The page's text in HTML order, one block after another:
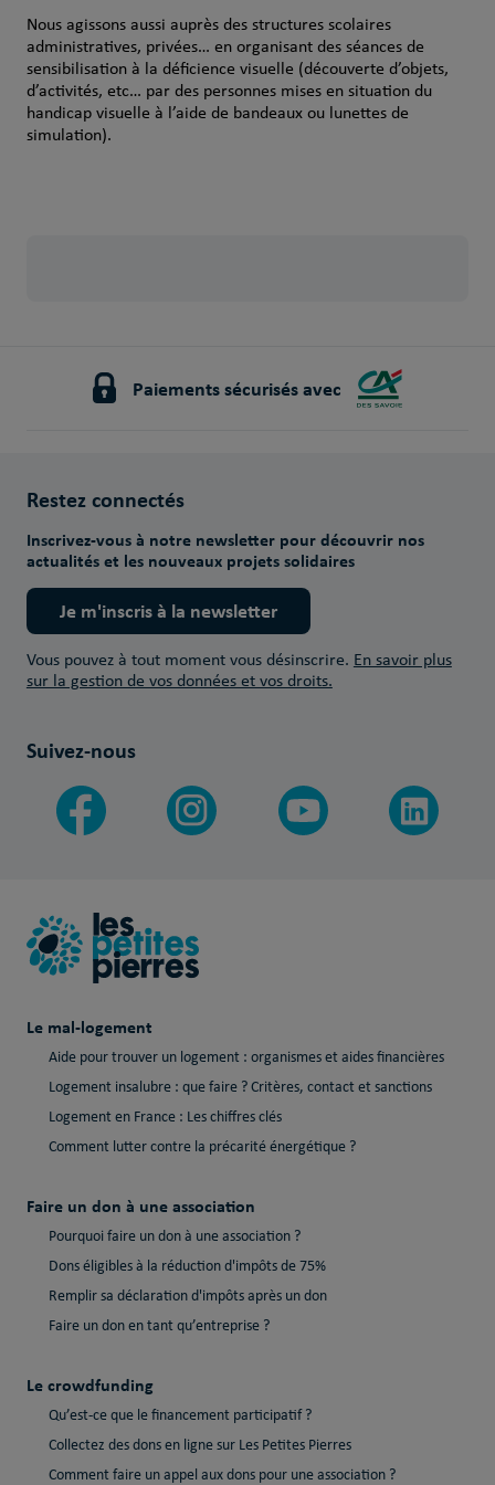
Nous agissons aussi auprès des structures scolaires
administratives, privées… en organisant des séances de
sensibilisation à la déficience visuelle (découverte d’objets,
d’activités, etc… par des personnes mises en situation du
handicap visuelle à l’aide de bandeaux ou lunettes de
simulation).
Paiements sécurisés avec
Restez connectés
Inscrivez-vous à notre newsletter pour découvrir nos
actualités et les nouveaux projets solidaires
Je m'inscris à la newsletter
Vous pouvez à tout moment vous désinscrire. En savoir plus
sur la gestion de vos données et vos droits.
Suivez-nous
Le mal-logement
Aide pour trouver un logement : organismes et aides financières
Logement insalubre : que faire ? Critères, contact et sanctions
Logement en France : Les chiffres clés
Comment lutter contre la précarité énergétique ?
Faire un don à une association
Pourquoi faire un don à une association ?
Dons éligibles à la réduction d'impôts de 75%
Remplir sa déclaration d'impôts après un don
Faire un don en tant qu’entreprise ?
Le crowdfunding
Qu’est-ce que le financement participatif ?
Collectez des dons en ligne sur Les Petites Pierres
Comment faire un appel aux dons pour une association ?